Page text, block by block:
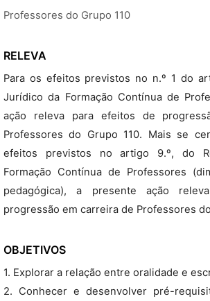
Professores do Grupo 110
RELEVA
Para os efeitos previstos no n.º 1 do
Jurídico da Formação Contínua de
ação releva para efeitos de
Professores do Grupo 110. Mais se
efeitos previstos no artigo 9.º, do
Formação Contínua de Professores
pedagógica), a presente ação
progressão em carreira de Professores
OBJETIVOS
1. Explorar a relação entre oralidade e
2. Conhecer e desenvolver pré-